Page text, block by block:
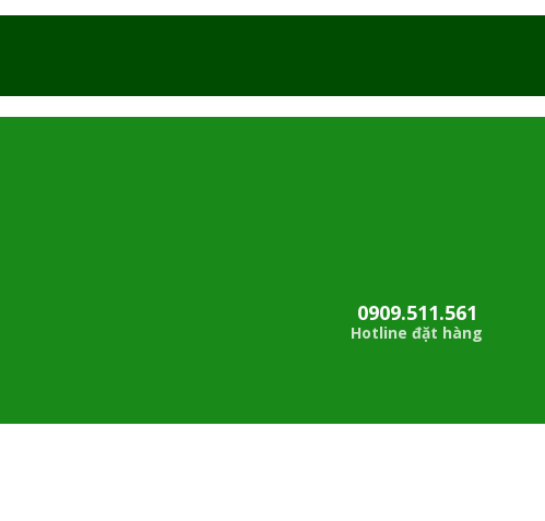
0909.511.561
Hotline đặt hàng